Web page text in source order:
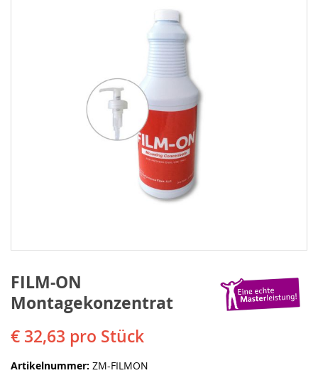
FILM-ON
Montagekonzentrat
€ 32,63 pro Stück
Artikelnummer ZM-FILMON